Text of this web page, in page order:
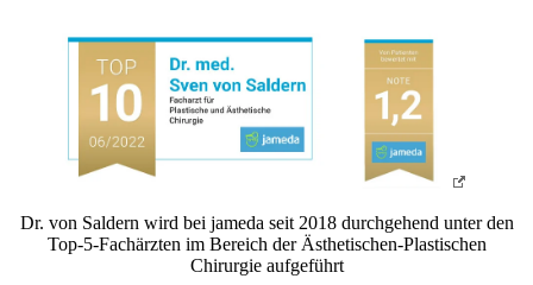
Dr. von Saldern wird bei jameda seit 2018 durchgehend unter den
Top-5-Fachärzten im Bereich der Ästhetischen-Plastischen
Chirurgie aufgeführt